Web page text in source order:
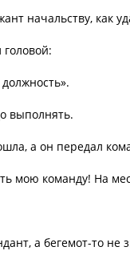
начальству, как
головой:
выполнять.
а он передал
мою команду! На
а бегемот-то